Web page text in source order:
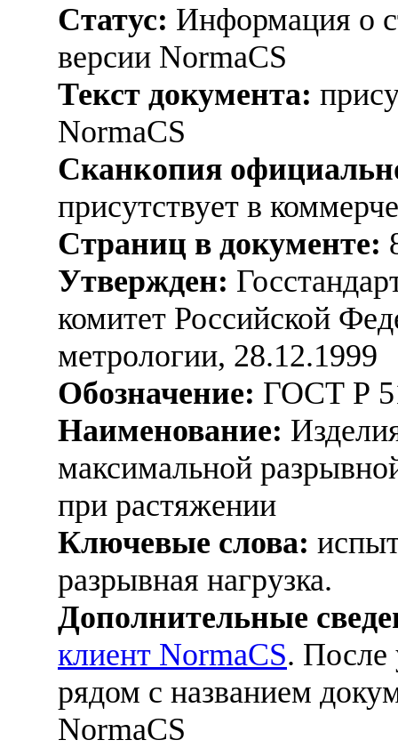
Статус: Информация о
версии NormaCS
Текст документа:
NormaCS
Сканкопия
присутствует в
Страниц в документе:
Утвержден:
комитет Российской
метрологии, 28.12.1999
Обозначение: ГОСТ Р
Наименование:
максимальной
при растяжении
Ключевые слова:
разрывная нагрузка.
Дополнительные
клиент NormaCS. После
рядом с названием
NormaCS